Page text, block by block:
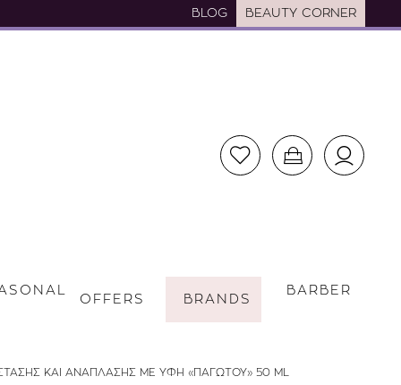
BLOG BEAUTY CORNER
OFFERS BRANDS
BARBER
ΚΑΙ ΑΝΑΠΛΑΣΗΣ ΜΕ ΥΦΗ «ΠΑΓΩΤΟΥ» 50 ML